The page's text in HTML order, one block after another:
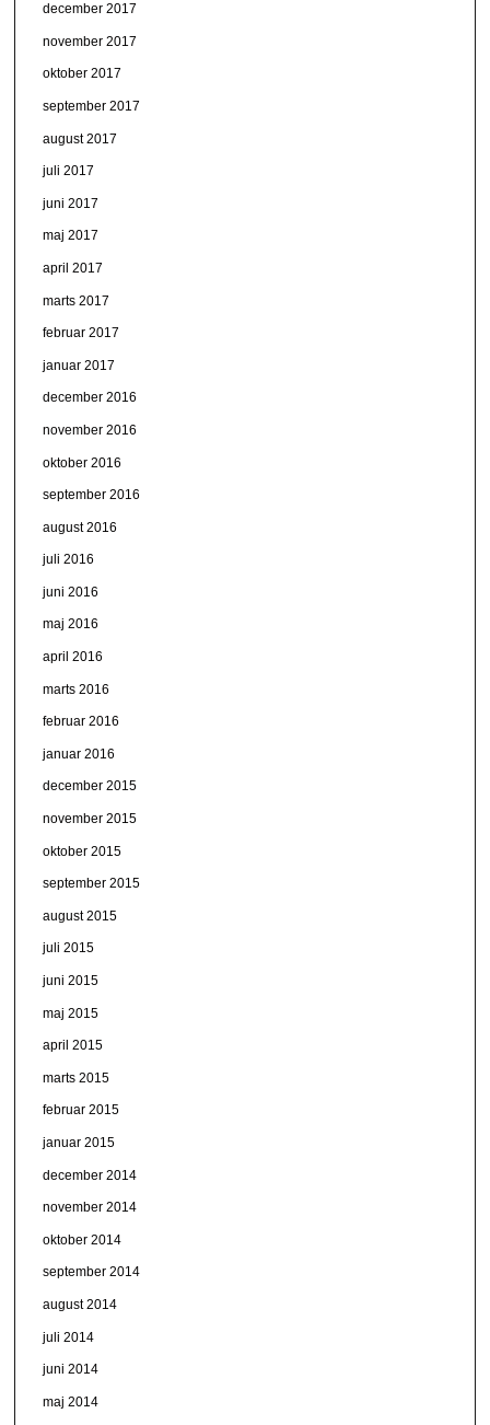
december 2017
november 2017
oktober 2017
september 2017
august 2017
juli 2017
juni 2017
maj 2017
april 2017
marts 2017
februar 2017
januar 2017
december 2016
november 2016
oktober 2016
september 2016
august 2016
juli 2016
juni 2016
maj 2016
april 2016
marts 2016
februar 2016
januar 2016
december 2015
november 2015
oktober 2015
september 2015
august 2015
juli 2015
juni 2015
maj 2015
april 2015
marts 2015
februar 2015
januar 2015
december 2014
november 2014
oktober 2014
september 2014
august 2014
juli 2014
juni 2014
maj 2014